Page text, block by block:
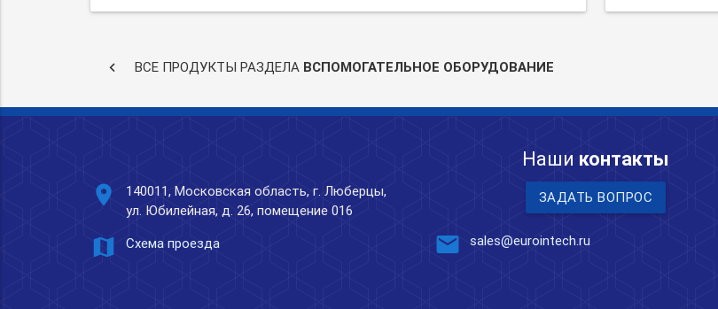
keyboard_arrow_left ВСЕ ПРОДУКТЫ РАЗДЕЛА ВСПОМОГАТЕЛЬНОЕ ОБОРУДОВАНИЕ
Наши контакты
place
140011, Московская область, г. Люберцы,
ул. Юбилейная, д. 26, помещение 016
map Схема проезда
ЗАДАТЬ ВОПРОС
mail sales@eurointech.ru